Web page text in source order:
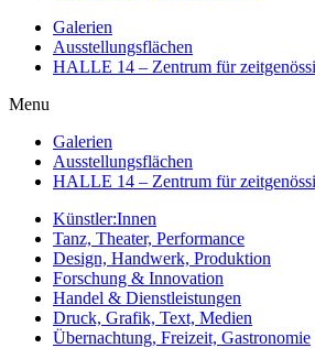
Galerien
Ausstellungsflächen
HALLE 14 – Zentrum für
Menu
Galerien
Ausstellungsflächen
HALLE 14 – Zentrum für
Künstler:Innen
Tanz, Theater, Performance
Design, Handwerk, Produktion
Forschung & Innovation
Handel & Dienstleistungen
Druck, Grafik, Text, Medien
Übernachtung, Freizeit, Gastronomie